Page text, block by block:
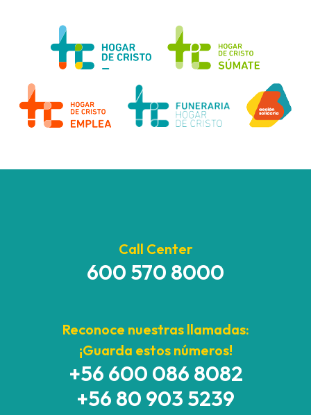
Call Center
600 570 8000
Reconoce nuestras llamadas:
¡Guarda estos números!
+56 600 086 8082
+56 80 903 5239